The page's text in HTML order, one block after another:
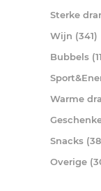
Sterke
Wijn (341)
Bubbels
Warme
Snacks
Overige